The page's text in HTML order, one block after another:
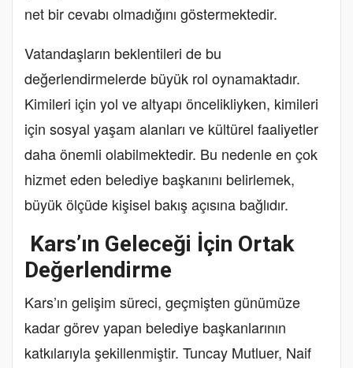
net bir cevabı olmadığını göstermektedir.
Vatandaşların beklentileri de bu
değerlendirmelerde büyük rol oynamaktadır.
Kimileri için yol ve altyapı öncelikliyken, kimileri
için sosyal yaşam alanları ve kültürel faaliyetler
daha önemli olabilmektedir. Bu nedenle en çok
hizmet eden belediye başkanını belirlemek,
büyük ölçüde kişisel bakış açısına bağlıdır.
Kars’ın Geleceği İçin Ortak
Değerlendirme
Kars’ın gelişim süreci, geçmişten günümüze
kadar görev yapan belediye başkanlarının
katkılarıyla şekillenmiştir. Tuncay Mutluer, Naif